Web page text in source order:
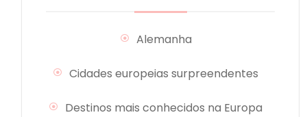
Alemanha
Cidades europeias surpreendentes
Destinos mais conhecidos na Europa